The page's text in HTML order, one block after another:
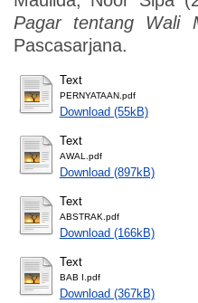
Pagar tentang Wali
Pascasarjana.
Text
PERNYATAAN.pdf
Download (55kB)
Text
AWAL.pdf
Download (897kB)
Text
ABSTRAK.pdf
Download (166kB)
Text
BAB I.pdf
Download (367kB)